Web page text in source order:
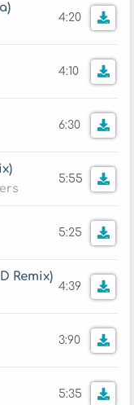
4:20
4:10
6:30
5:55
5:25
Remix)
4:39
3:90
5:35